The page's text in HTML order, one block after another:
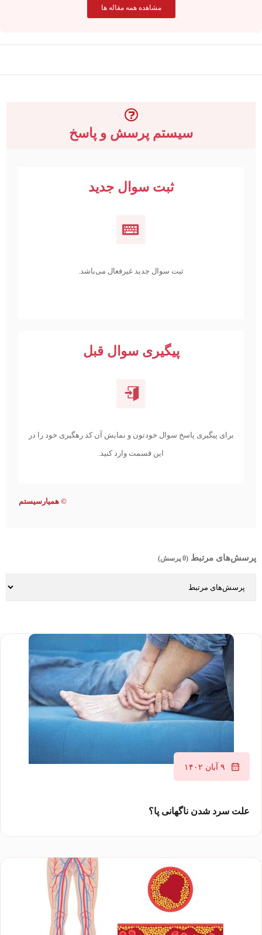
مشاهده همه مقاله ها
سیستم پرسش و پاسخ
ثبت سوال جدید
ثبت سوال جدید غیرفعال می‌باشد.
پیگیری سوال قبل
برای پیگیری پاسخ سوال خودتون و نمایش آن کد رهگیری خود را در
این قسمت وارد کنید.
© همیارسیستم
پرسش‌های مرتبط (0 پرسش)
۹ آبان ۱۴۰۲
علت سرد شدن ناگهانی پا؟